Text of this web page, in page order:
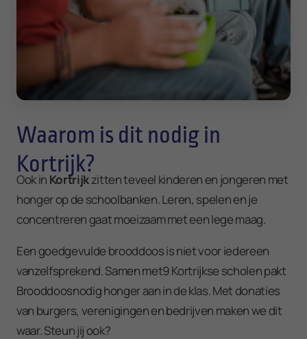
Waarom is dit nodig in
Kortrijk?
Ook in Kortrijkzitten teveel kinderen en jongeren met
honger op de schoolbanken. Leren, spelen en je
concentreren gaat moeizaam met een lege maag.
Een goedgevulde brooddoos is niet voor iedereen
vanzelfsprekend. Samen met9 Kortrijkse scholen pakt
Brooddoosnodig honger aan in de klas. Met donaties
van burgers, verenigingen en bedrijven maken we dit
waar. Steun jij ook?